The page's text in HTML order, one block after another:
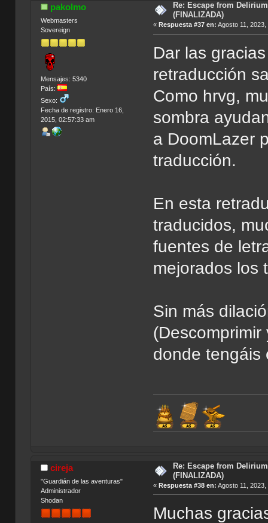
pakolmo
Webmasters
Sovereign
Mensajes: 5340
País:
Sexo:
Fecha de registro: Enero 16,
2015, 02:57:33 am
Re: Escape from
(FINALIZADA)
« Respuesta #37 en: Agosto 11,
Dar las
retraducción
Como hrvg,
sombra
a DoomLazer
traducción.
En esta
traducidos,
fuentes de
mejorados los
Sin más
donde tengáis
cireja
"Guardián de las aventuras"
Administrador
Shodan
Re: Escape from
(FINALIZADA)
«Respuesta #38 en: Agosto 11,
Muchas